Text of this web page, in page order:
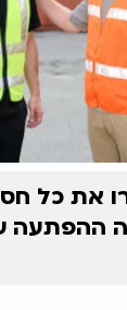
את כל
ההפתעה